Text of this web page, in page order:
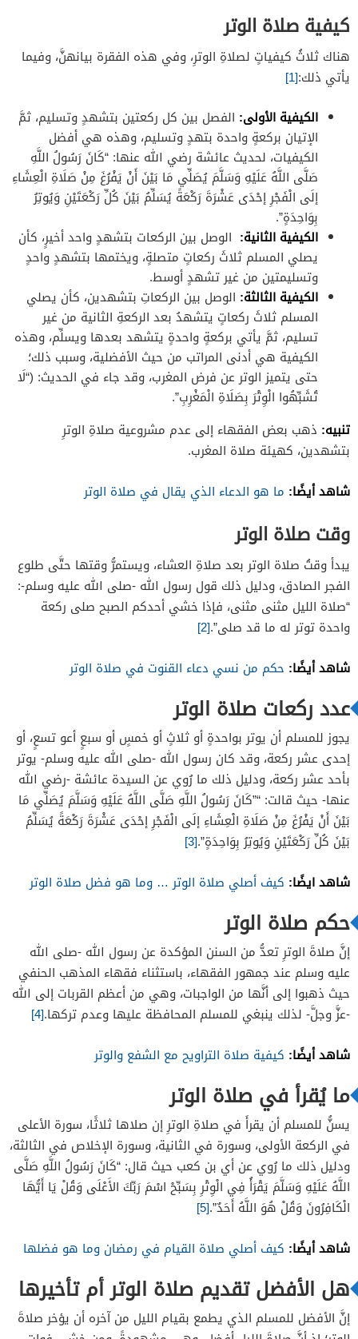
كيفية صلاة الوتر
هناك ثلاثُ كيفياتٍ لصلاةِ الوترِ، وفي هذه الفقرة بيانهنَّ، وفيما
يأتي ذلك:[1]
الكيفية الأولى: الفصل بين كل ركعتين بتشهدٍ وتسليم، ثمَّ
الإتيان بركعةٍ واحدة بتهدٍ وتسليم، وهذه هي أفضل
الكيفيات، لحديث عائشة رضي الله عنها: “كَانَ رَسُولُ اللَّهِ
صَلَّى اللَّهُ عَلَيْهِ وَسَلَّمَ يُصَلِّي مَا بَيْنَ أَنْ يَفْرُغَ مِنْ صَلَاةِ الْعِشَاءِ
إلَى الْفَجْرِ إحْدَى عَشْرَةَ رَكْعَةً يُسَلِّمُ بَيْنَ كُلِّ رَكْعَتَيْنِ وَيُوتِرُ
بِوَاحِدَةٍ”.
الكيفية الثانية: الوصل بين الركعات بتشهدٍ واحد أخيرٍ، كأن
يصلي المسلم ثلاثَ ركعاتٍ متصلةٍ، ويختمها بتشهدٍ واحدٍ
وتسليمتين من غير تشهدٍ أوسط.
الكيفية الثالثة: الوصل بين الركعاتِ بتشهدين، كأن يصلي
المسلم ثلاثَ ركعاتٍ يتشهدُ بعد الركعةِ الثانية من غير
تسليم، ثمَّ يأتي بركعةٍ واحدةٍ يتشهد بعدها ويسلِّم، وهذه
الكيفية هي أدنى المراتب من حيث الأفضلية، وسبب ذلك؛
حتى يتميز الوتر عن فرض المغرب، وقد جاء في الحديث: (“لَا
تُشَبِّهُوا الْوِتْرَ بِصَلَاةِ الْمَغْرِبِ”.
تنبيه: ذهب بعض الفقهاء إلى عدم مشروعية صلاةِ الوترِ
بتشهدين، كهيئة صلاة المغرب.
شاهد أيضًا: ما هو الدعاء الذي يقال في صلاة الوتر
وقت صلاة الوتر
يبدأ وقتُ صلاة الوتر بعد صلاةِ العشاء، ويستمرُّ وقتها حتَّى طلوع
الفجر الصادق، ودليل ذلك قول رسول الله -صلى الله عليه وسلم-:
“صلاة الليل مثنى مثنى، فإذا خشي أحدكم الصبح صلى ركعة
واحدة توتر له ما قد صلى”.[2]
شاهد أيضًا: حكم من نسي دعاء القنوت في صلاة الوتر
عدد ركعات صلاة الوتر
يجوز للمسلم أن يوتر بواحدةٍ أو ثلاثٍ أو خمسٍ أو سبعٍ أعو تسعٍ، أو
إحدى عشر ركعة، وقد كان رسول الله -صلى الله عليه وسلم- يوتر
بأحد عشر ركعة، ودليل ذلك ما رُوي عن السيدة عائشة -رضي الله
عنها- حيث قالت: “”كَانَ رَسُولُ اللَّهِ صَلَّى اللَّهُ عَلَيْهِ وَسَلَّمَ يُصَلِّي مَا
بَيْنَ أَنْ يَفْرُغَ مِنْ صَلَاةِ الْعِشَاءِ إلَى الْفَجْرِ إحْدَى عَشْرَةَ رَكْعَةً يُسَلِّمُ
بَيْنَ كُلِّ رَكْعَتَيْنِ وَيُوتِرُ بِوَاحِدَةٍ”.[3]
شاهد ايضًا: كيف أصلي صلاة الوتر … وما هو فضل صلاة الوتر
حكم صلاة الوتر
إنَّ صلاةَ الوترِ تعدُّ من السنن المؤكدة عن رسول الله -صلى الله
عليه وسلم عند جمهور الفقهاء، باستثناء فقهاء المذهب الحنفي
حيث ذهبوا إلى أنَّها من الواجبات، وهي من أعظم القربات إلى الله
-عزَّ وجلَّ- لذلك ينبغي للمسلم المحافظة عليها وعدم تركها.[4]
شاهد أيضًا: كيفية صلاة التراويح مع الشفع والوتر
ما يُقرأ في صلاة الوتر
يسنُّ للمسلم أن يقرأَ في صلاةِ الوترِ إن صلاها ثلاثًا، سورة الأعلى
في الركعة الأولى، وسورة في الثانية، وسورة الإخلاص في الثالثة،
ودليل ذلك ما رُوي عن أي بن كعب حيث قال: “كَانَ رَسُولُ اللَّهِ صَلَّى
اللَّهُ عَلَيْهِ وَسَلَّمَ يَقْرَأُ فِي الْوِتْرِ بِسَبِّحْ اسْمَ رَبِّكَ الأَعْلَى وَقُلْ يَا أَيُّهَا
الْكَافِرُونَ وَقُلْ هُوَ اللَّهُ أَحَدٌ”.[5]
شاهد أيضًا: كيف أصلي صلاة القيام في رمضان وما هو فضلها
هل الأفضل تقديم صلاة الوتر أم تأخيرها
إنَّ الأفضل للمسلم الذي يطمع بقيام الليل من آخره أن يؤخر صلاةَ